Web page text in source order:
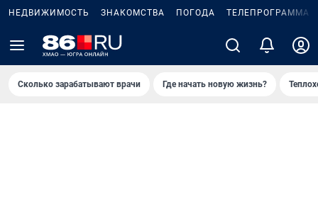
НЕДВИЖИМОСТЬ ЗНАКОМСТВА ПОГОДА ТЕЛЕПРОГРАММА
Сколько зарабатывают врачи Где начать новую жизнь?